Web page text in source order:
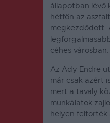
állapotban
hétfőn az
megkezdődött.
céhes városban.
Az Ady Endre
már csak azért
mert a tavaly
munkálatok
helyen